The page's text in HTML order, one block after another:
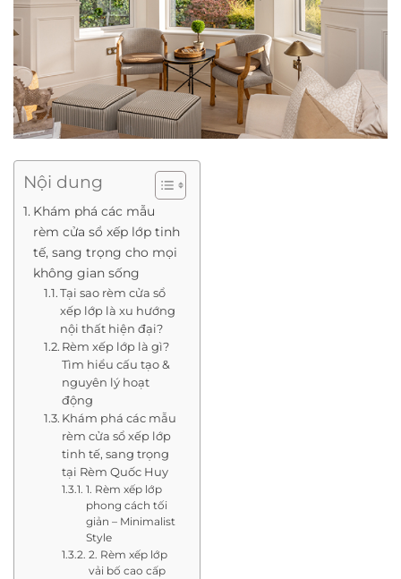
Nội dung
Khám phá các mẫu
rèm cửa sổ xếp lớp tinh
tế, sang trọng cho mọi
không gian sống
Tại sao rèm cửa sổ
xếp lớp là xu hướng
nội thất hiện đại?
Rèm xếp lớp là gì?
Tìm hiểu cấu tạo &
nguyên lý hoạt
động
Khám phá các mẫu
rèm cửa sổ xếp lớp
tinh tế, sang trọng
tại Rèm Quốc Huy
1. Rèm xếp lớp
phong cách tối
giản – Minimalist
Style
2. Rèm xếp lớp
vải bố cao cấp